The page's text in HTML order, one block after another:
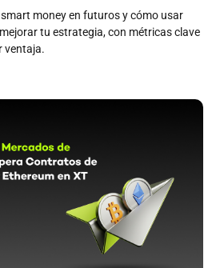
más Inteligente
money en futuros y cómo usar
tu estrategia, con métricas clave
ventaja.